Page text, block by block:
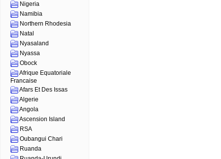
Nigeria
Namibia
Northern Rhodesia
Natal
Nyasaland
Nyassa
Obock
Afrique Equatoriale
Francaise
Afars Et Des Issas
Algerie
Angola
Ascension Island
RSA
Oubangui Chari
Ruanda